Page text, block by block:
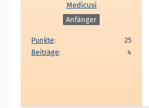
Medicusi
Anfänger
Punkte
25
Beiträge
4